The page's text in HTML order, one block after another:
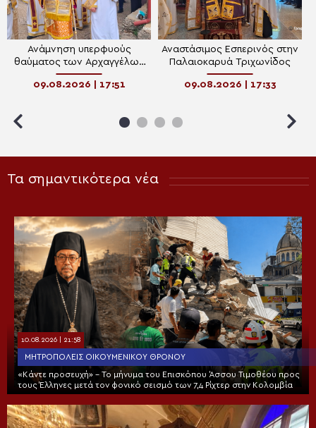
Ανάμνηση υπερφυούς
θαύματος των Αρχαγγέλων
στην Αμβρακιά Θέρμου
09.08.2026 | 17:51
Αναστάσιμος Εσπερινός στην
Παλαιοκαρυά Τριχωνίδος
09.08.2026 | 17:33
Τα σημαντικότερα νέα
10.08.2026 | 21:58
ΜΗΤΡΟΠΌΛΕΙΣ ΟΙΚΟΥΜΕΝΙΚΟΎ ΘΡΌΝΟΥ
«Κάντε προσευχή» – Το μήνυμα του Επισκόπου Άσσου Τιμοθέου προς
τους Έλληνες μετά τον φονικό σεισμό των 7,4 Ρίχτερ στην Κολομβία